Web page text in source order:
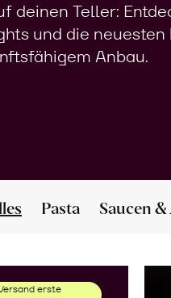
deinen Teller:
und die
Anbau.
Pasta Saucen
erste